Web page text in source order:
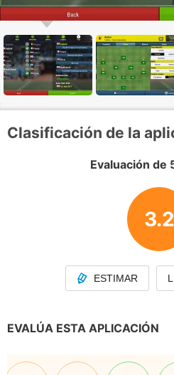
Clasificación de la
Evaluación de
3.2
ESTIMAR
EVALÚA ESTA APLICACIÓN